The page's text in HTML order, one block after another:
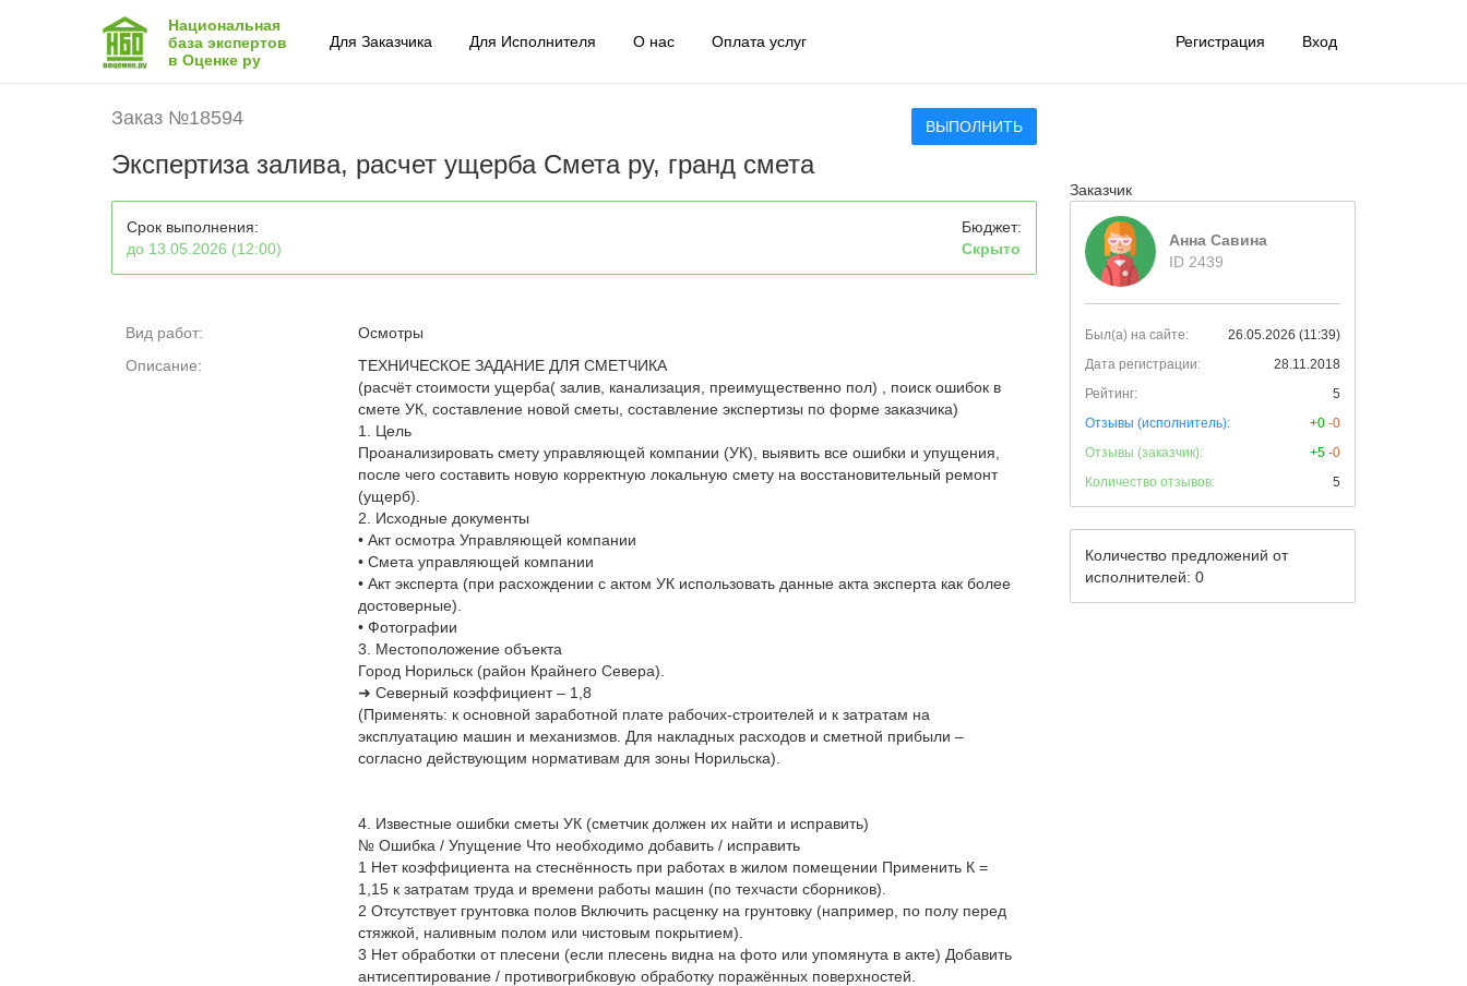
Национальная
база экспертов
в Оценке ру
Для Заказчика Для Исполнителя О нас Оплата услуг Регистрация Вход
Заказ №18594 ВЫПОЛНИТЬ
Экспертиза залива, расчет ущерба Смета ру, гранд смета
Срок выполнения:
до 13.05.2026 (12:00)
Бюджет:
Скрыто
Вид работ:
Осмотры
Описание:
ТЕХНИЧЕСКОЕ ЗАДАНИЕ ДЛЯ СМЕТЧИКА
(расчёт стоимости ущерба( залив, канализация, преимущественно пол) , поиск ошибок в
смете УК, составление новой сметы, составление экспертизы по форме заказчика)
1. Цель
Проанализировать смету управляющей компании (УК), выявить все ошибки и упущения,
после чего составить новую корректную локальную смету на восстановительный ремонт
(ущерб).
2. Исходные документы
• Акт осмотра Управляющей компании
• Смета управляющей компании
• Акт эксперта (при расхождении с актом УК использовать данные акта эксперта как более
достоверные).
• Фотографии
3. Местоположение объекта
Город Норильск (район Крайнего Севера).
➜ Северный коэффициент – 1,8
(Применять: к основной заработной плате рабочих-строителей и к затратам на
эксплуатацию машин и механизмов. Для накладных расходов и сметной прибыли –
согласно действующим нормативам для зоны Норильска).
4. Известные ошибки сметы УК (сметчик должен их найти и исправить)
№ Ошибка / Упущение Что необходимо добавить / исправить
1 Нет коэффициента на стеснённость при работах в жилом помещении Применить К =
1,15 к затратам труда и времени работы машин (по техчасти сборников).
2 Отсутствует грунтовка полов Включить расценку на грунтовку (например, по полу перед
стяжкой, наливным полом или чистовым покрытием).
3 Нет обработки от плесени (если плесень видна на фото или упомянута в акте) Добавить
антисептирование / противогрибковую обработку поражённых поверхностей.
Заказчик
Анна Савина
ID 2439
Был(а) на сайте:
26.05.2026 (11:39)
Дата регистрации:
28.11.2018
Рейтинг:
5
Отзывы (исполнитель):
+0 -0
Отзывы (заказчик):
+5 -0
Количество отзывов:
5
Количество предложений от
исполнителей: 0